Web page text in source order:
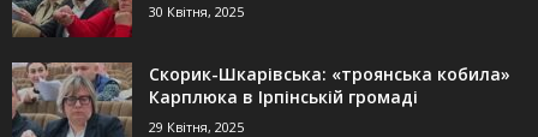
30 Квітня, 2025
Скорик-Шкарівська: «троянська кобила»
Карплюка в Ірпінській громаді
29 Квітня, 2025